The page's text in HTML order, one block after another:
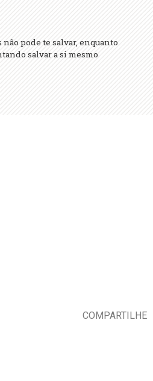
não pode te salvar, enquanto
salvar a si mesmo
COMPARTILHE